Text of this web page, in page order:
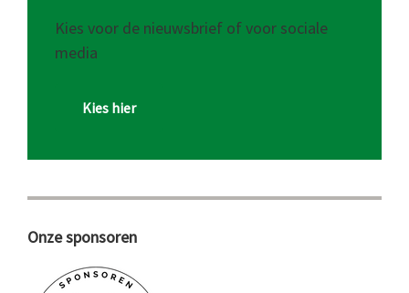
Kies voor de nieuwsbrief of voor sociale
media
Kies hier
Onze sponsoren